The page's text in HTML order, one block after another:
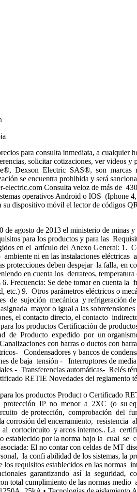
para consulta inmediata, a cualquier
solicitar cotizaciones, ver videos y
Electric SAS®, son marcas
se encuentra prohibida y será
Consulta veloz de más de
operativos Android o IOS (Iphone
dispositivo móvil el lector de códigos
agosto de 2013 el ministerio de
para los productos y para las
en el artículo del Anexo General:
ni en las instalaciones
deben despejar la falla, en
en cuenta los derrateos,
Frecuencia: Se debe tomar en
9. Otros parámetros eléctricos o
de sujeción mecánica y refrigeración
mayor o igual a las
el contacto directo, el contacto
los productos Certificación de
Producto expedido por un
con barras o ductos con
Condensadores y bancos de
de baja tensión - Interruptores de
- Transferencias automáticas- Relés
RETIE Novedades del reglamento
los productos Product o Certificado
protección IP no menor a 2XC (o su
de protección, comprobación del
corrosión del encerramiento,
cortocircuito y arcos internos.. La
establecido por la norma bajo la
El no contar con celdas de MT
la confi abilidad de los sistemas, la
los requisitos establecidos en las
garantizando así la
cumplimiento de las normas